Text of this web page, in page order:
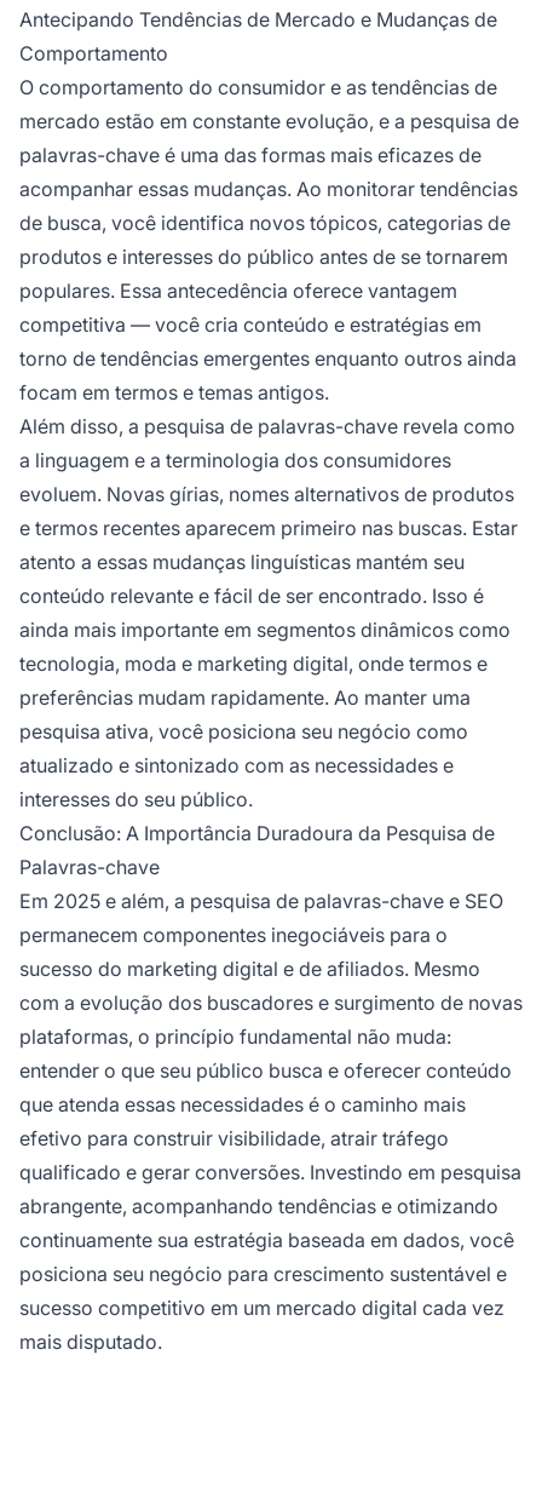
Antecipando Tendências de Mercado e Mudanças de
Comportamento
O comportamento do consumidor e as tendências de
mercado estão em constante evolução, e a pesquisa de
palavras-chave é uma das formas mais eficazes de
acompanhar essas mudanças. Ao monitorar tendências
de busca, você identifica novos tópicos, categorias de
produtos e interesses do público antes de se tornarem
populares. Essa antecedência oferece vantagem
competitiva — você cria conteúdo e estratégias em
torno de tendências emergentes enquanto outros ainda
focam em termos e temas antigos.
Além disso, a pesquisa de palavras-chave revela como
a linguagem e a terminologia dos consumidores
evoluem. Novas gírias, nomes alternativos de produtos
e termos recentes aparecem primeiro nas buscas. Estar
atento a essas mudanças linguísticas mantém seu
conteúdo relevante e fácil de ser encontrado. Isso é
ainda mais importante em segmentos dinâmicos como
tecnologia, moda e marketing digital, onde termos e
preferências mudam rapidamente. Ao manter uma
pesquisa ativa, você posiciona seu negócio como
atualizado e sintonizado com as necessidades e
interesses do seu público.
Conclusão: A Importância Duradoura da Pesquisa de
Palavras-chave
Em 2025 e além, a pesquisa de palavras-chave e SEO
permanecem componentes inegociáveis para o
sucesso do marketing digital e de afiliados. Mesmo
com a evolução dos buscadores e surgimento de novas
plataformas, o princípio fundamental não muda:
entender o que seu público busca e oferecer conteúdo
que atenda essas necessidades é o caminho mais
efetivo para construir visibilidade, atrair tráfego
qualificado e gerar conversões. Investindo em pesquisa
abrangente, acompanhando tendências e otimizando
continuamente sua estratégia baseada em dados, você
posiciona seu negócio para crescimento sustentável e
sucesso competitivo em um mercado digital cada vez
mais disputado.